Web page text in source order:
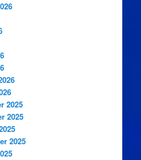
2025
2025
2025